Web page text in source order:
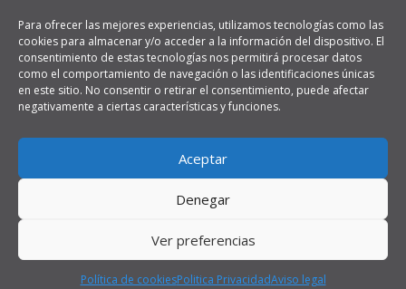
Para ofrecer las mejores experiencias, utilizamos tecnologías como las
cookies para almacenar y/o acceder a la información del dispositivo. El
consentimiento de estas tecnologías nos permitirá procesar datos
como el comportamiento de navegación o las identificaciones únicas
en este sitio. No consentir o retirar el consentimiento, puede afectar
negativamente a ciertas características y funciones.
Aceptar
Denegar
Ver preferencias
Política de cookiesPolitica PrivacidadAviso legal
Diseñador porVilaTec